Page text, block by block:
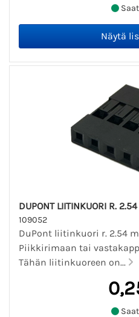
DUPONT LIITINKUORI R.
109052
DuPont liitinkuori r. 2.54
Piikkirimaan tai
Tähän liitinkuoreen on...